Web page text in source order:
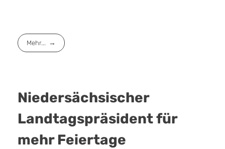
Mehr...
Niedersächsischer
Landtagspräsident für
mehr Feiertage